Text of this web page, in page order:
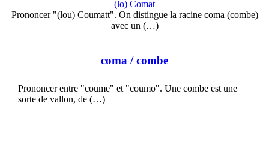
(lo) Comat
Prononcer "(lou) Coumatt". On distingue la racine coma (combe)
avec un (…)
coma / combe
Prononcer entre "coume" et "coumo". Une combe est une
sorte de vallon, de (…)